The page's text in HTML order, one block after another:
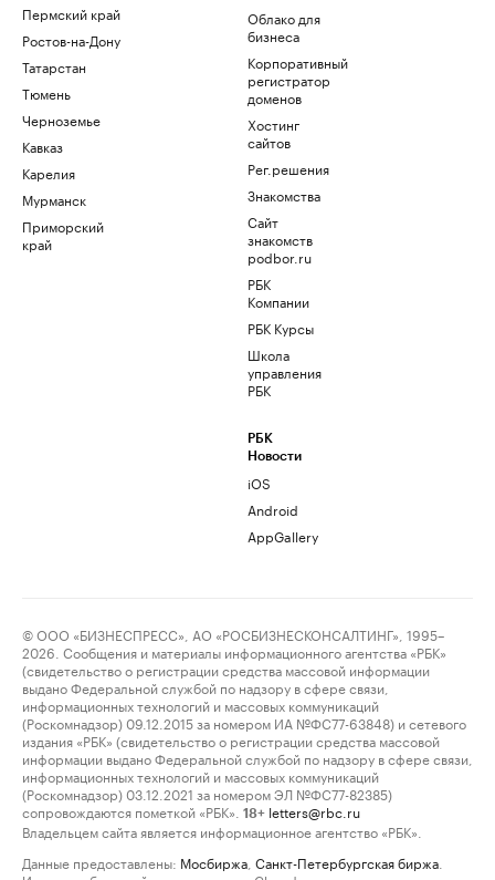
Пермский край
Ростов-на-Дону
Татарстан
Тюмень
Черноземье
Кавказ
Карелия
Мурманск
Приморский
край
Облако для
бизнеса
Корпоративный
регистратор
доменов
Хостинг
сайтов
Рег.решения
Знакомства
Сайт
знакомств
podbor.ru
РБК
Компании
РБК Курсы
Школа
управления
РБК
РБК
Новости
iOS
Android
AppGallery
© ООО «БИЗНЕСПРЕСС», АО «РОСБИЗНЕСКОНСАЛТИНГ», 1995–
2026. Сообщения и материалы информационного агентства «РБК»
(свидетельство о регистрации средства массовой информации
выдано Федеральной службой по надзору в сфере связи,
информационных технологий и массовых коммуникаций
(Роскомнадзор) 09.12.2015 за номером ИА №ФС77-63848) и сетевого
издания «РБК» (свидетельство о регистрации средства массовой
информации выдано Федеральной службой по надзору в сфере связи,
информационных технологий и массовых коммуникаций
(Роскомнадзор) 03.12.2021 за номером ЭЛ №ФС77-82385)
сопровождаются пометкой «РБК».
18+ letters@rbc.ru
Владельцем сайта является информационное агентство «РБК».
Данные предоставлены: Мосбиржа Санкт-Петербургская биржа